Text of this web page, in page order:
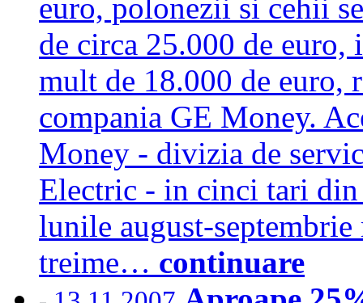
euro, polonezii si cehii
de circa 25.000 de
mult de 18.000 de euro,
compania GE Money.
Money - divizia de
Electric - in cinci tari din
lunile august-
treime… continuare